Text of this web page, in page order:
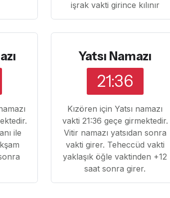
işrak vakti girince kılınır
ile
Yatsı Namazı
21:36
Kızören için Yatsı namazı
vakti 21:36 geçe girmektedir.
Vitir namazı yatsıdan sonra
vakti girer. Teheccüd vakti
yaklaşık öğle vaktinden +12
saat sonra girer.